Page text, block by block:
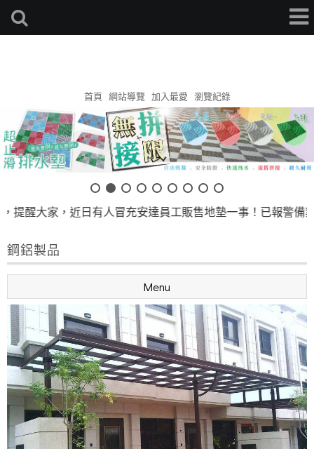
首頁 網站導覽 加入最愛 瀏覽紀錄
醒大家，近日有人冒充安達員工販售地墊一事！已報警備案
鋼鋁製品
Menu